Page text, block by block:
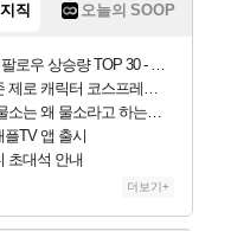
직 오늘의 SOOP
우 상승량 TOP 30 - 월간 치지직
로 캐릭터 코스프레한 꽁주
왜 물소라고 하는거야? 아! 그만 ㅋㅋ
플TV 앱 출시
초대석 안내
더보기+